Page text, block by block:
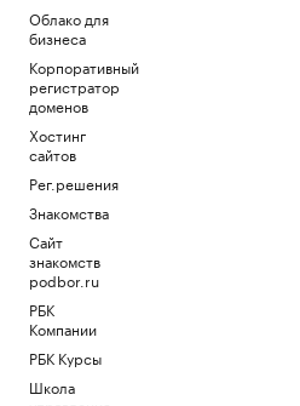
Облако для
бизнеса
Корпоративный
регистратор
доменов
Хостинг
сайтов
Рег.решения
Знакомства
Сайт
знакомств
podbor.ru
РБК
Компании
РБК Курсы
Школа